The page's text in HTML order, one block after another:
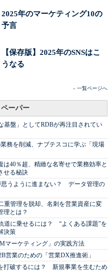
2025年のマーケティング10の
予言
【保存版】2025年のSNSはこ
うなる
» 一覧ページへ
ーパー
基盤」としてRDBが再注目されてい
務を削減、ナブテスコに学ぶ「現場
は40％超、精緻な名寄せで業務効率と
せる秘訣
思うように進まない？ データ管理の
重管理を脱却、名刺を営業資産に変
理とは？
道に乗せるには？ “よくある課題”を
決策
マーケティング」の実践方法
営業のための「営業DX推進術」
打破するには？ 新規事業を生むため